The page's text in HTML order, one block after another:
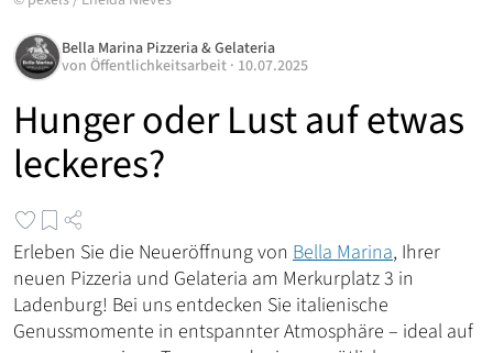
Hunger oder Lust auf etwas
leckeres?
Bella Marina Pizzeria & Gelateria
von Öffentlichkeitsarbeit · 10.07.2025
Erleben Sie die Neueröffnung von Bella Marina, Ihrer
neuen Pizzeria und Gelateria am Merkurplatz 3 in
Ladenburg! Bei uns entdecken Sie italienische
Genussmomente in entspannter Atmosphäre – ideal auf